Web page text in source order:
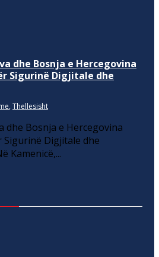
dhe Bosnja e Hercegovina
Sigurinë Digjitale dhe
, Thellesisht
dhe Bosnja e Hercegovina
Digjitale dhe
Kamenicë,...